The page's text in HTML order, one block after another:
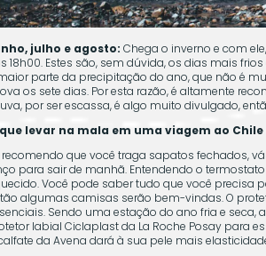
julho e agosto: Chega o inverno e com
18h00. Estes são, sem dúvida, os dias mais
parte da precipitação do ano, que não é
os sete dias. Por esta razão, é altamente
por ser escassa, é algo muito divulgado,
levar na mala em uma viagem ao
recomendo que você traga sapatos fechados,
para sair de manhã. Entendendo o
Você pode saber tudo que você precisa
algumas camisas serão bem-vindas. O
Sendo uma estação do ano fria e
labial Ciclaplast da La Roche Posay para
da Avena dará à sua pele mais